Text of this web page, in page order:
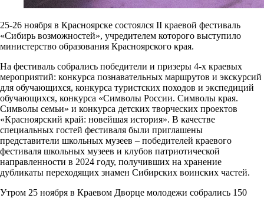
25-26 ноября в Красноярске состоялся II краевой фестиваль
«Сибирь возможностей», учредителем которого выступило
министерство образования Красноярского края.
На фестиваль собрались победители и призеры 4-х краевых
мероприятий: конкурса познавательных маршрутов и экскурсий
для обучающихся, конкурса туристских походов и экспедиций
обучающихся, конкурса «Символы России. Символы края.
Символы семьи» и конкурса детских творческих проектов
«Красноярский край: новейшая история». В качестве
специальных гостей фестиваля были приглашены
представители школьных музеев – победителей краевого
фестиваля школьных музеев и клубов патриотической
направленности в 2024 году, получивших на хранение
дубликаты переходящих знамен Сибирских воинских частей.
Утром 25 ноября в Краевом Дворце молодежи собрались 150